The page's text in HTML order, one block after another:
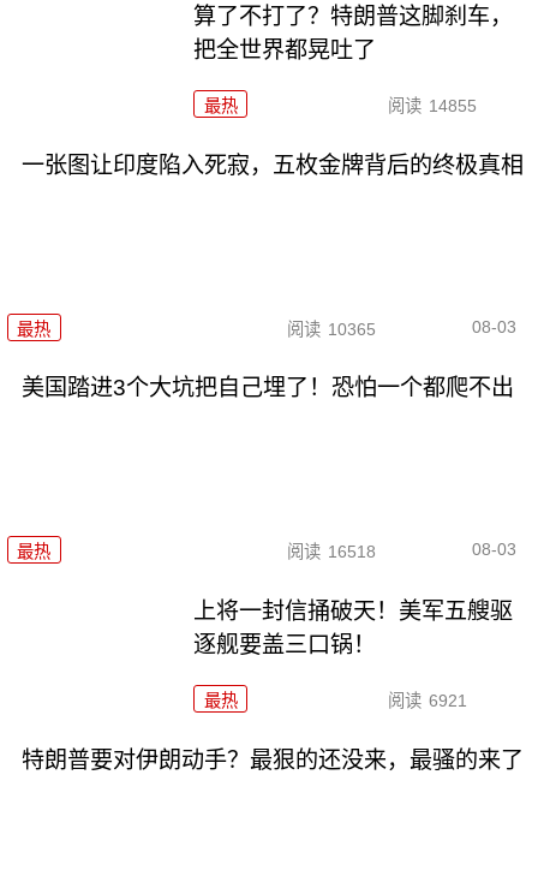
算了不打了？特朗普这脚刹车，
把全世界都晃吐了
最热 阅读 14855
一张图让印度陷入死寂，五枚金牌背后的终极真相
最热 阅读 10365 08-03
美国踏进3个大坑把自己埋了！恐怕一个都爬不出
最热 阅读 16518 08-03
上将一封信捅破天！美军五艘驱
逐舰要盖三口锅！
最热 阅读 6921
特朗普要对伊朗动手？最狠的还没来，最骚的来了